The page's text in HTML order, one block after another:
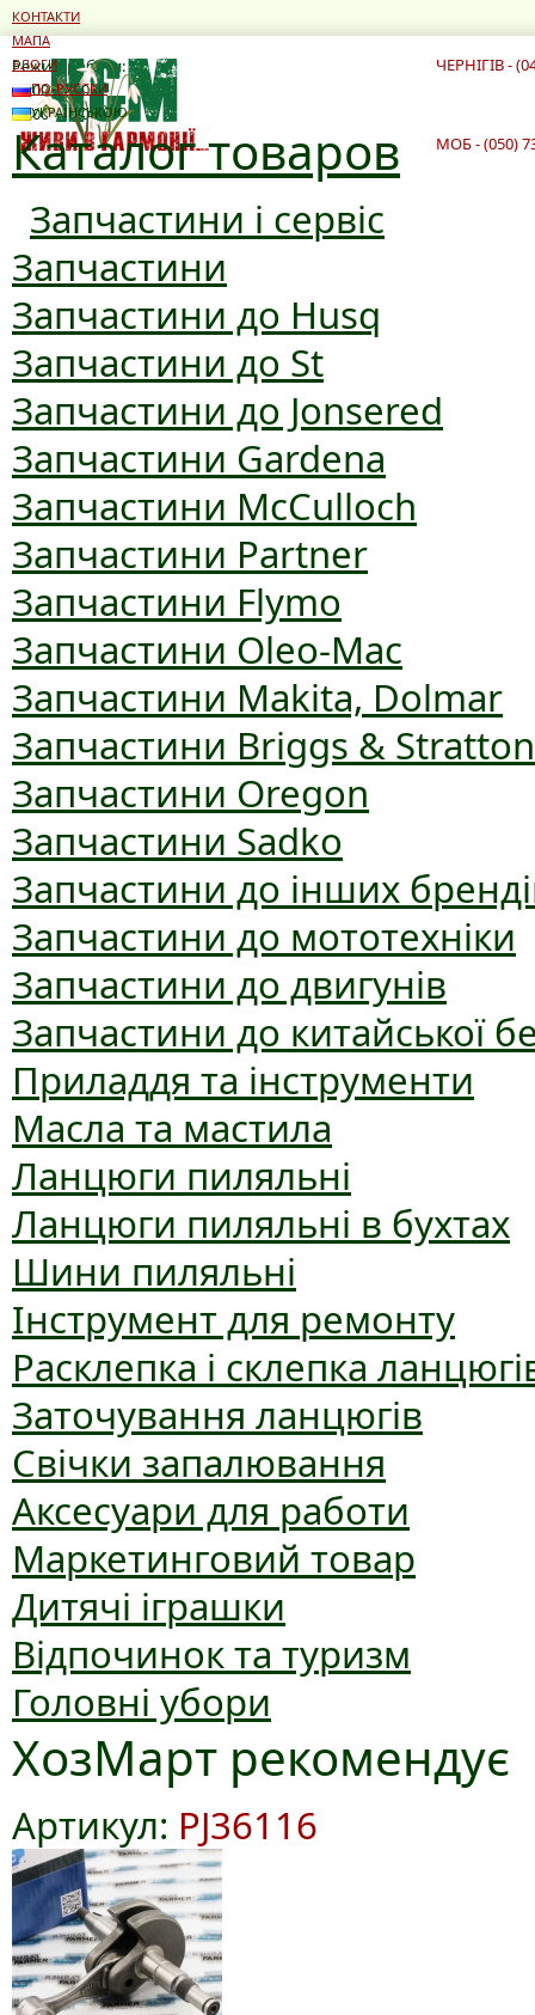
Режим роботи:
10:00 - 19:00
10:00 - 16:00
ЧЕРНІГІВ -
Каталог товаров
Запчастини і сервіс
Запчастини
Запчастини до Husq
Запчастини до St
Запчастини до Jonsered
Запчастини Gardena
Запчастини McCulloch
Запчастини Partner
Запчастини Flymo
Запчастини Oleo-Mac
Запчастини Makita, Dolmar
Запчастини Briggs & Stratton
Запчастини Oregon
Запчастини Sadko
Запчастини до інших
Запчастини до мототехніки
Запчастини до двигунів
Запчастини до китайської
Приладдя та інструменти
Масла та мастила
Ланцюги пиляльні
Ланцюги пиляльні в бухтах
Шини пиляльні
Інструмент для ремонту
Расклепка і склепка
Заточування ланцюгів
Свічки запалювання
Аксесуари для работи
Маркетинговий товар
Дитячі іграшки
Відпочинок та туризм
Головні убори
ХозМарт рекомендує
Артикул: PJ36116
МОБ - (050)
КОНТАКТИ
МАПА
БЛОГИ
ПО-РУССКИ
УКРАЇНСЬКОЮ